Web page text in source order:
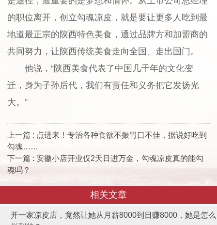
的职位离开，创立勾魂凉皮，就是要让更多人吃到最
地道最正宗的陕西特色美食，通过品牌方和加盟商的
共同努力，让陕西传统美食走向全国、走出国门。
他说，“陕西美食代表了中国几千年的文化变
迁，身为子孙后代，我们有责任和义务把它发扬光
大。”
上一篇 : 点进来！专治各种食欲不振胃口不佳，据说好吃到
勾魂……
下一篇 : 安徽小店开业仅2天日进万金，勾魂凉皮真的能勾
魂吗？
相关文章
开一家凉皮店，竟然让她从月薪8000到日赚8000，她是怎么